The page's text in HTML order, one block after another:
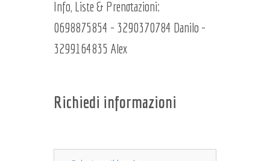
Info, Liste & Prenotazioni:
0698875854 - 3290370784 Danilo -
3299164835 Alex
Richiedi informazioni